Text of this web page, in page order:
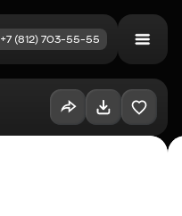
+7 (812) 703-55-55